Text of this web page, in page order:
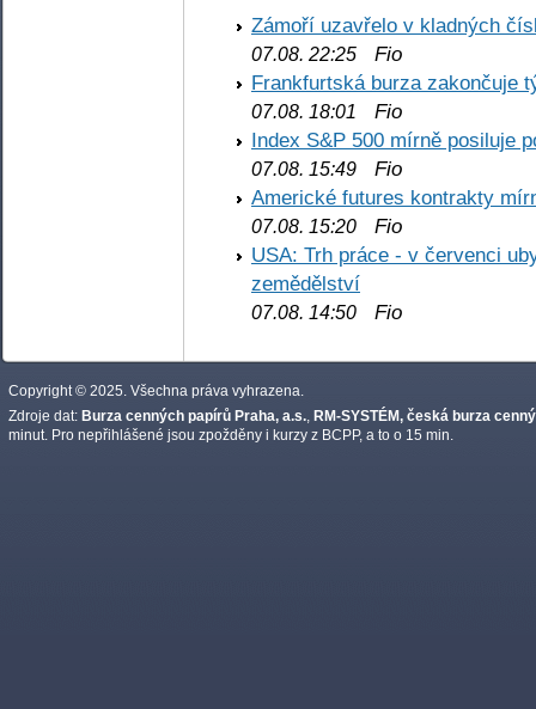
Zámoří uzavřelo v kladných
07.08. 22:25 Fio
Frankfurtská burza zakončuje
07.08. 18:01
Fio
Index S&P 500 mírně posiluje
07.08. 15:49 Fio
Americké futures kontrakty
07.08. 15:20 Fio
USA: Trh práce - v červenci
zemědělství
07.08. 14:50 Fio
Copyright © 2025. Všechna práva vyhrazena.
Zdroje dat: Burza cenných papírů Praha, a.s., RM-SYSTÉM, česká burza
minut. Pro nepřihlášené jsou zpožděny i kurzy z BCPP, a to o 15 min.